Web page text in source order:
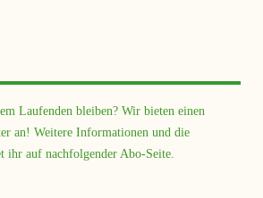
Laufenden bleiben? Wir bieten einen
an! Weitere Informationen und die
ihr auf nachfolgender Abo-Seite.